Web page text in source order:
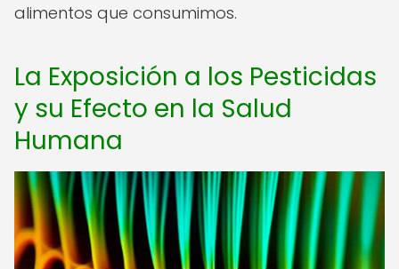
alimentos que consumimos.
La Exposición a los Pesticidas
y su Efecto en la Salud
Humana